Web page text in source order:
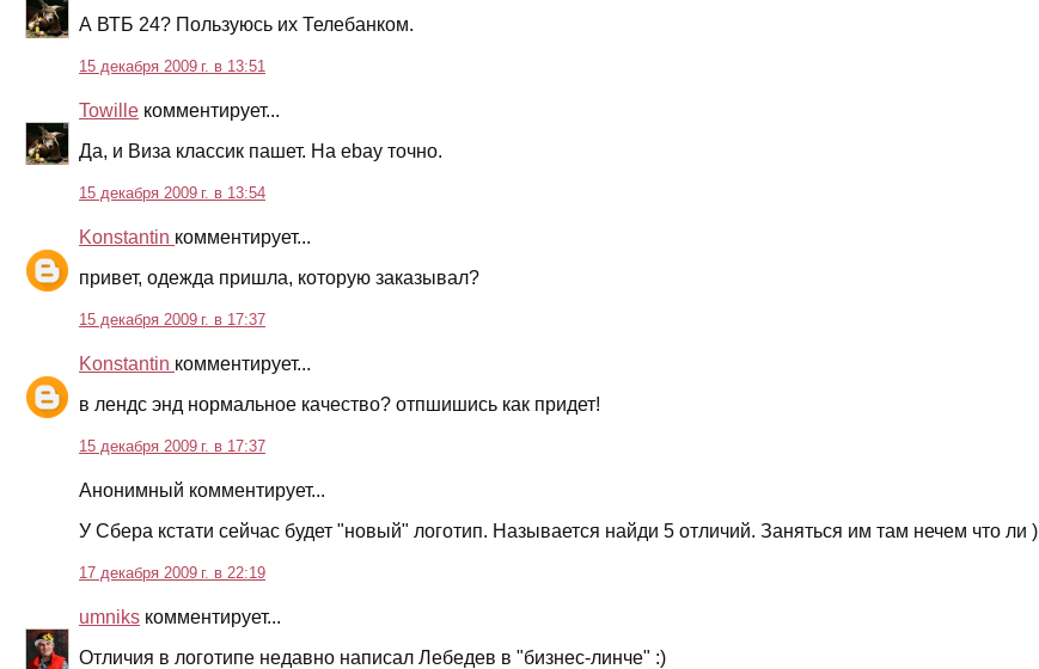
А ВТБ 24? Пользуюсь их Телебанком.
15 декабря 2009 г. в 13:51
Towille комментирует...
Да, и Виза классик пашет. На ebay точно.
15 декабря 2009 г. в 13:54
Konstantin комментирует...
привет, одежда пришла, которую заказывал?
15 декабря 2009 г. в 17:37
Konstantin комментирует...
в лендс энд нормальное качество? отпшишись как придет!
15 декабря 2009 г. в 17:37
Анонимный комментирует...
У Сбера кстати сейчас будет "новый" логотип. Называется найди 5 отличий. Заняться им там нечем что ли )
17 декабря 2009 г. в 22:19
umniks комментирует...
Отличия в логотипе недавно написал Лебедев в "бизнес-линче" :)